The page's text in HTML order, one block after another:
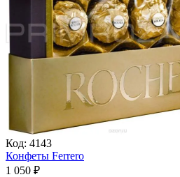
Код: 4143
Конфеты Ferrero
1 050 ₽